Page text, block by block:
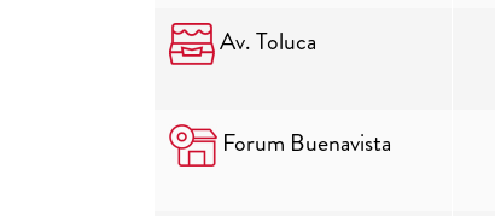
Av. Toluca
Forum Buenavista